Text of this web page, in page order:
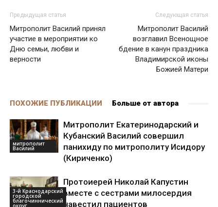
Предыдущая статья
Митрополит Василий принял
участие в мероприятии ко
Дню семьи, любви и
верности
Следующая статья
Митрополит Василий
возглавил Всенощное
бдение в канун праздника
Владимирской иконы
Божией Матери
ПОХОЖИЕ ПУБЛИКАЦИИ Больше от автора
митрополит
Василий
Митрополит Екатеринодарский и
Кубанский Василий совершил
панихиду по митрополиту Исидору
(Кириченко)
3-й Краснодарский
городской
благочиннический
округ
Протоиерей Николай Капустин
вместе с сестрами милосердия
навестил пациентов